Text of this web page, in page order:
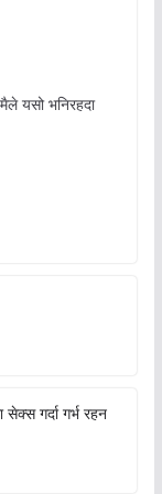
यसो भनिरहदा
सेक्स गर्दा गर्भ रहन